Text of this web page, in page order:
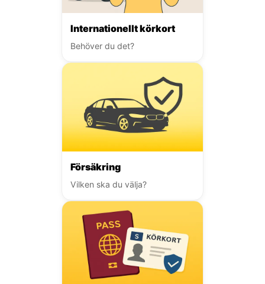
Internationellt körkort
Behöver du det?
Försäkring
Vilken ska du välja?